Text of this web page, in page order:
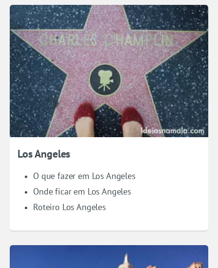
Los Angeles
O que fazer em Los Angeles
Onde ficar em Los Angeles
Roteiro Los Angeles